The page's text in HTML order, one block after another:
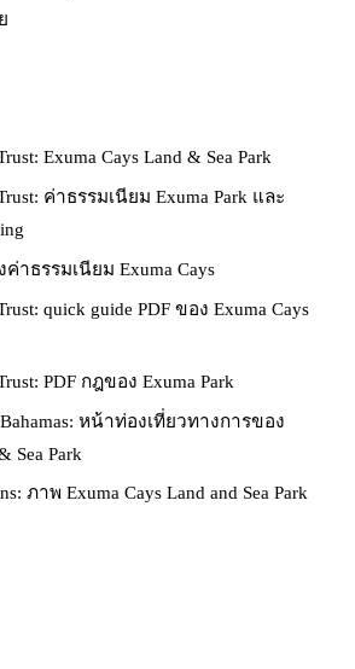
Exuma Cays Land & Sea Park
ค่าธรรมเนียม Exuma Park และ
ค่าธรรมเนียม Exuma Cays
quick guide PDF ของ Exuma Cays
PDF กฎของ Exuma Park
Bahamas: หน้าท่องเที่ยวทางการของ
Sea Park
ภาพ Exuma Cays Land and Sea Park